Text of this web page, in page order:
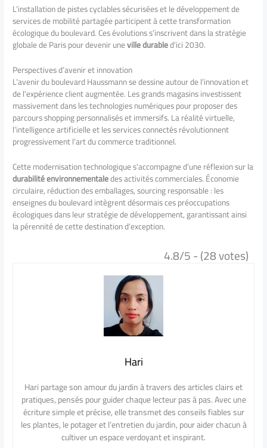
L’installation de pistes cyclables sécurisées et le développement de
services de mobilité partagée participent à cette transformation
écologique du boulevard. Ces évolutions s’inscrivent dans la stratégie
globale de Paris pour devenir uneville durabled’ici 2030.
Perspectives d’avenir et innovation
L’avenir du boulevard Haussmann se dessine autour de l’innovation et
de l’expérience client augmentée. Les grands magasins investissent
massivement dans les technologies numériques pour proposer des
parcours shopping personnalisés et immersifs. La réalité virtuelle,
l’intelligence artificielle et les services connectés révolutionnent
progressivement l’art du commerce traditionnel.
Cette modernisation technologique s’accompagne d’une réflexion sur la
durabilité environnementaledes activités commerciales. Économie
circulaire, réduction des emballages, sourcing responsable : les
enseignes du boulevard intègrent désormais ces préoccupations
écologiques dans leur stratégie de développement, garantissant ainsi
la pérennité de cette destination d’exception.
4.8/5 - (28 votes)
Hari
Hari partage son amour du jardin à travers des articles clairs et
pratiques, pensés pour guider chaque lecteur pas à pas. Avec une
écriture simple et précise, elle transmet des conseils fiables sur
les plantes, le potager et l’entretien du jardin, pour aider chacun à
cultiver un espace verdoyant et inspirant.